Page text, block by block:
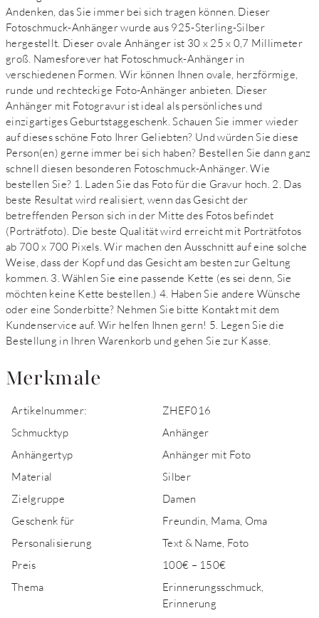
Andenken, das Sie immer bei sich tragen können. Dieser
Fotoschmuck-Anhänger wurde aus 925-Sterling-Silber
hergestellt. Dieser ovale Anhänger ist 30 x 25 x 0,7 Millimeter
groß. Namesforever hat Fotoschmuck-Anhänger in
verschiedenen Formen. Wir können Ihnen ovale, herzförmige,
runde und rechteckige Foto-Anhänger anbieten. Dieser
Anhänger mit Fotogravur ist ideal als persönliches und
einzigartiges Geburtstaggeschenk. Schauen Sie immer wieder
auf dieses schöne Foto Ihrer Geliebten? Und würden Sie diese
Person(en) gerne immer bei sich haben? Bestellen Sie dann ganz
schnell diesen besonderen Fotoschmuck-Anhänger. Wie
bestellen Sie? 1. Laden Sie das Foto für die Gravur hoch. 2. Das
beste Resultat wird realisiert, wenn das Gesicht der
betreffenden Person sich in der Mitte des Fotos befindet
(Porträtfoto). Die beste Qualität wird erreicht mit Porträtfotos
ab 700 x 700 Pixels. Wir machen den Ausschnitt auf eine solche
Weise, dass der Kopf und das Gesicht am besten zur Geltung
kommen. 3. Wählen Sie eine passende Kette (es sei denn, Sie
möchten keine Kette bestellen.) 4. Haben Sie andere Wünsche
oder eine Sonderbitte? Nehmen Sie bitte Kontakt mit dem
Kundenservice auf. Wir helfen Ihnen gern! 5. Legen Sie die
Bestellung in Ihren Warenkorb und gehen Sie zur Kasse.
Merkmale
Artikelnummer:
ZHEF016
Schmucktyp
Anhänger
Anhängertyp
Anhänger mit Foto
Material
Silber
Zielgruppe
Damen
Geschenk für
Freundin, Mama, Oma
Personalisierung
Text & Name, Foto
Preis
100€ – 150€
Thema
Erinnerungsschmuck,
Erinnerung